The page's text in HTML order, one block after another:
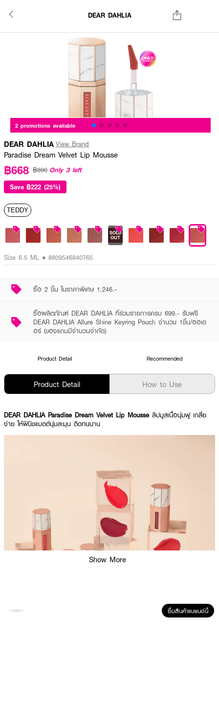
DEAR DAHLIA
2 promotions available
DEAR DAHLIA View Brand
Paradise Dream Velvet Lip Mousse
฿668 ฿890 Only 3 left
Save ฿222 (25%)
TEDDY
SOLD
OUT
Size 6.5 ML • 8809546840765
ซื้อ 2 ชิ้น ในราคาพิเศษ 1,246.-
ซื้อผลิตภัณฑ์ DEAR DAHLIA ที่ร่วมรายการครบ 699.- รับฟรี
DEAR DAHLIA Allure Shine Keyring Pouch จำนวน 1ชิ้น/ออเด
อร์ (ของแถมมีจำนวนจำกัด)
Product Detail Recommended
Product Detail How to Use
DEAR DAHLIA Paradise Dream Velvet Lip Mousse ลิปมูสเนื้อนุ่มฟู เกลี่ย
ง่าย ให้ฟินิชแมตต์นุ่มละมุน ติดทนนาน
Show More
ซื้อสินค้าแบรนด์นี้